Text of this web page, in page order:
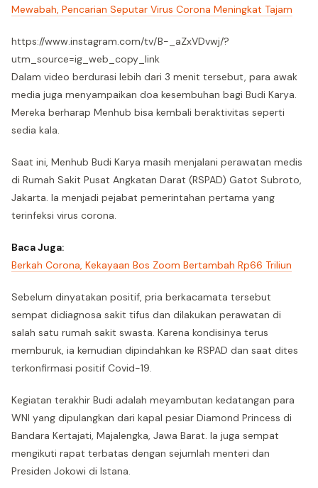
Mewabah, Pencarian Seputar Virus Corona Meningkat Tajam
https://www.instagram.com/tv/B-_aZxVDvwj/?
utm_source=ig_web_copy_link
Dalam video berdurasi lebih dari 3 menit tersebut, para awak
media juga menyampaikan doa kesembuhan bagi Budi Karya.
Mereka berharap Menhub bisa kembali beraktivitas seperti
sedia kala.
Saat ini, Menhub Budi Karya masih menjalani perawatan medis
di Rumah Sakit Pusat Angkatan Darat (RSPAD) Gatot Subroto,
Jakarta. Ia menjadi pejabat pemerintahan pertama yang
terinfeksi virus corona.
Baca Juga:
Berkah Corona, Kekayaan Bos Zoom Bertambah Rp66 Triliun
Sebelum dinyatakan positif, pria berkacamata tersebut
sempat didiagnosa sakit tifus dan dilakukan perawatan di
salah satu rumah sakit swasta. Karena kondisinya terus
memburuk, ia kemudian dipindahkan ke RSPAD dan saat dites
terkonfirmasi positif Covid-19.
Kegiatan terakhir Budi adalah meyambutan kedatangan para
WNI yang dipulangkan dari kapal pesiar Diamond Princess di
Bandara Kertajati, Majalengka, Jawa Barat. Ia juga sempat
mengikuti rapat terbatas dengan sejumlah menteri dan
Presiden Jokowi di Istana.